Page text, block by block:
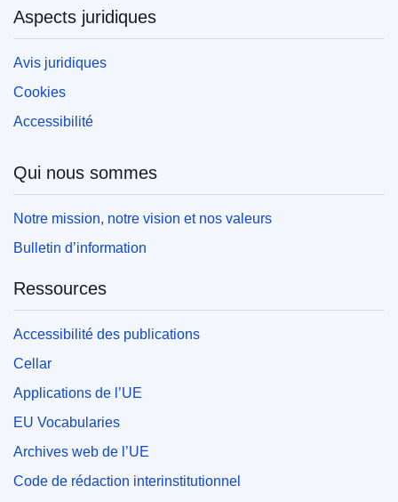
Aspects juridiques
Avis juridiques
Cookies
Accessibilité
Qui nous sommes
Notre mission, notre vision et nos valeurs
Bulletin d’information
Ressources
Accessibilité des publications
Cellar
Applications de l’UE
EU Vocabularies
Archives web de l’UE
Code de rédaction interinstitutionnel